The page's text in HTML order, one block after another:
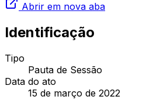
Abrir em nova aba
Identificação
Tipo
Pauta de Sessão
Data do ato
15 de março de 2022